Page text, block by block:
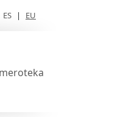
ES | EU